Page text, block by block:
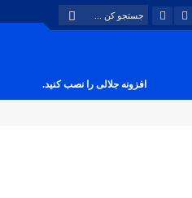
افزونه جلالی را نصب کنید.